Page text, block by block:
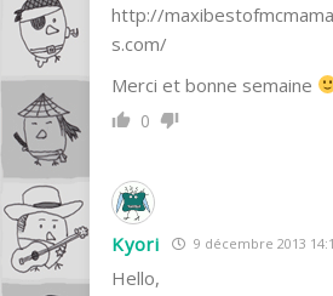
http://
s.com/
Merci et bonne semaine
0
Kyori 9 décembre 2013
Hello,